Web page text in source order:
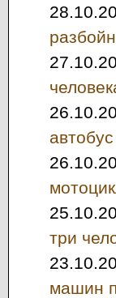
автобус
три
машин